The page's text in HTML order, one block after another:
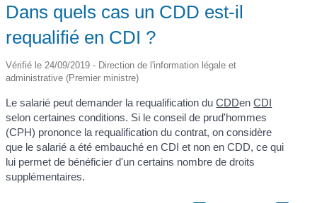
Dans quels cas un CDD est-il
requalifié en CDI ?
Vérifié le 24/09/2019 - Direction de l'information légale et
administrative (Premier ministre)
Le salarié peut demander la requalification duCDDenCDI
selon certaines conditions. Si le conseil de prud'hommes
(CPH) prononce la requalification du contrat, on considère
que le salarié a été embauché en CDI et non en CDD, ce qui
lui permet de bénéficier d'un certains nombre de droits
supplémentaires.